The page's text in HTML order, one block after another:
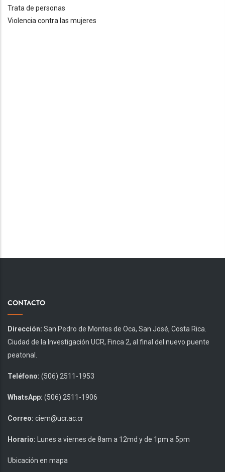
Trata de personas
Violencia contra las mujeres
CONTACTO
Dirección: San Pedro de Montes de Oca, San José, Costa Rica.
Ciudad de la Investigación UCR, Finca 2, al final del nuevo puente
peatonal.
Teléfono: (506) 2511-1953
WhatsApp: (506) 2511-1906
Correo: ciem@ucr.ac.cr
Horario: Lunes a viernes de 8am a 12md y de 1pm a 5pm
Ubicación en mapa